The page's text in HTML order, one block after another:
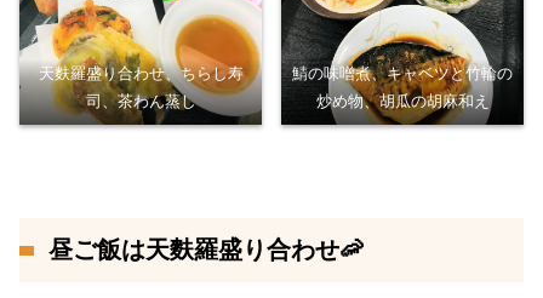
天麩羅盛り合わせ、ちらし寿
司、茶わん蒸し
鯖の味噌煮、キャベツと竹輪の
炒め物、胡瓜の胡麻和え
昼ご飯は天麩羅盛り合わせ🦐